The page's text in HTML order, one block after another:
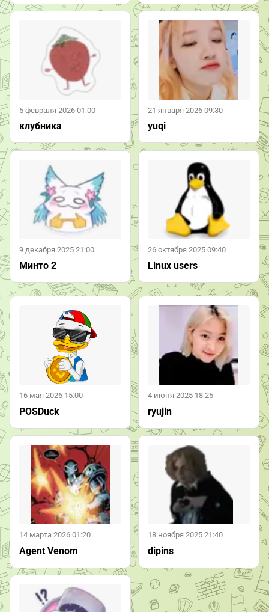
5 февраля 2026 01:00
клубника
21 января 2026 09:30
yuqi
9 декабря 2025 21:00
Минто 2
26 октября 2025 09:40
Linux users
16 мая 2026 15:00
POSDuck
4 июня 2025 18:25
ryujin
14 марта 2026 01:20
Agent Venom
18 ноября 2025 21:40
dipins